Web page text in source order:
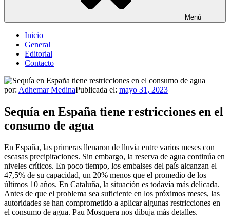
Menú
Inicio
General
Editorial
Contacto
por: Adhemar MedinaPublicada el: mayo 31, 2023
Sequía en España tiene restricciones en el
consumo de agua
En España, las primeras llenaron de lluvia entre varios meses con
escasas precipitaciones. Sin embargo, la reserva de agua continúa en
niveles críticos. En poco tiempo, los embalses del país alcanzan el
47,5% de su capacidad, un 20% menos que el promedio de los
últimos 10 años. En Cataluña, la situación es todavía más delicada.
Antes de que el problema sea suficiente en los próximos meses, las
autoridades se han comprometido a aplicar algunas restricciones en
el consumo de agua. Pau Mosquera nos dibuja más detalles.